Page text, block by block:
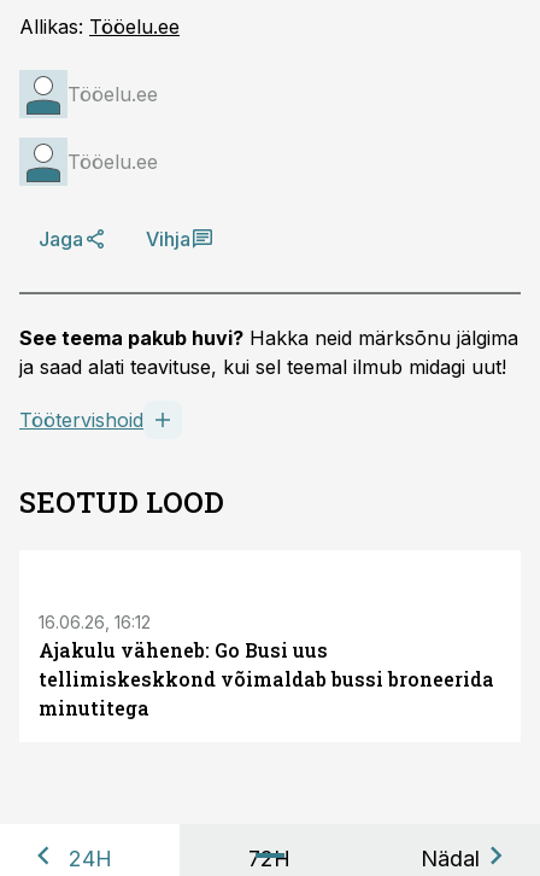
Allikas: Tööelu.ee
Tööelu.ee
Tööelu.ee
Jaga Vihja
See teema pakub huvi? Hakka neid märksõnu jälgima
ja saad alati teavituse, kui sel teemal ilmub midagi uut!
Töötervishoid
SEOTUD LOOD
16.06.26, 16:12
Ajakulu väheneb: Go Busi uus
tellimiskeskkond võimaldab bussi broneerida
minutitega
24H 72H Nädal